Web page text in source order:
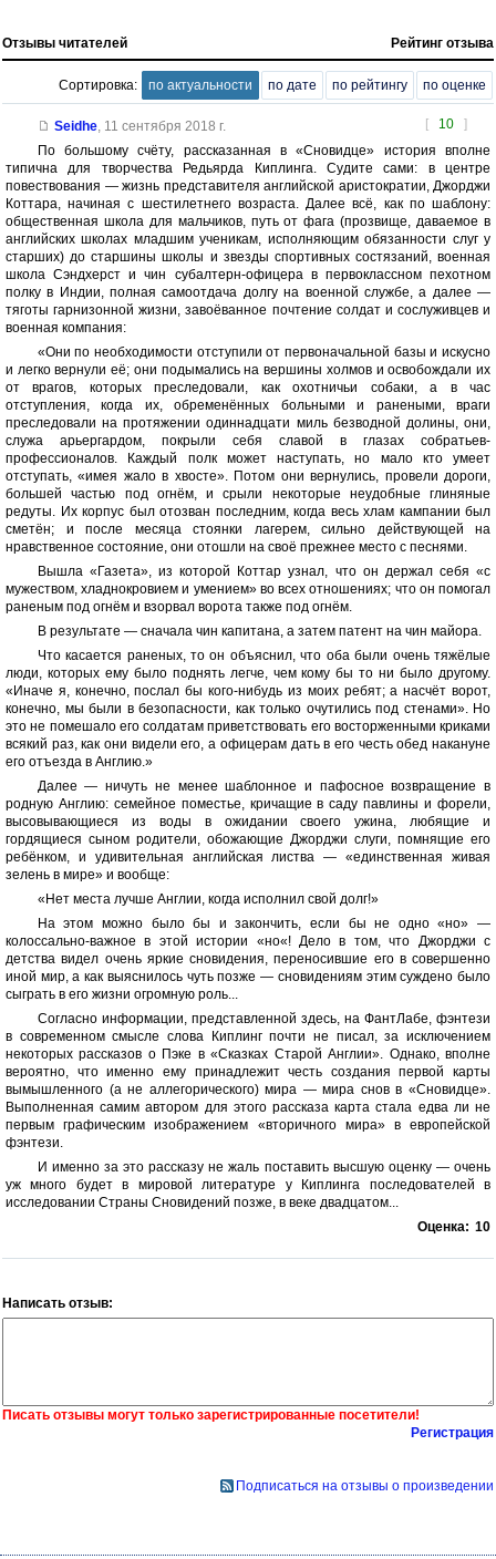
Отзывы читателей Рейтинг отзыва
Сортировка: по актуальности по дате по рейтингу по оценке
[ 10 ]
Seidhe, 11 сентября 2018 г.
По большому счёту, рассказанная в «Сновидце» история вполне
типична для творчества Редьярда Киплинга. Судите сами: в центре
повествования — жизнь представителя английской аристократии, Джорджи
Коттара, начиная с шестилетнего возраста. Далее всё, как по шаблону:
общественная школа для мальчиков, путь от фага (прозвище, даваемое в
английских школах младшим ученикам, исполняющим обязанности слуг у
старших) до старшины школы и звезды спортивных состязаний, военная
школа Сэндхерст и чин субалтерн-офицера в первоклассном пехотном
полку в Индии, полная самоотдача долгу на военной службе, а далее —
тяготы гарнизонной жизни, завоёванное почтение солдат и сослуживцев и
военная компания:
«Они по необходимости отступили от первоначальной базы и искусно
и легко вернули её; они подымались на вершины холмов и освобождали их
от врагов, которых преследовали, как охотничьи собаки, а в час
отступления, когда их, обременённых больными и ранеными, враги
преследовали на протяжении одиннадцати миль безводной долины, они,
служа арьергардом, покрыли себя славой в глазах собратьев-
профессионалов. Каждый полк может наступать, но мало кто умеет
отступать, «имея жало в хвосте». Потом они вернулись, провели дороги,
большей частью под огнём, и срыли некоторые неудобные глиняные
редуты. Их корпус был отозван последним, когда весь хлам кампании был
сметён; и после месяца стоянки лагерем, сильно действующей на
нравственное состояние, они отошли на своё прежнее место с песнями.
Вышла «Газета», из которой Коттар узнал, что он держал себя «с
мужеством, хладнокровием и умением» во всех отношениях; что он помогал
раненым под огнём и взорвал ворота также под огнём.
В результате — сначала чин капитана, а затем патент на чин майора.
Что касается раненых, то он объяснил, что оба были очень тяжёлые
люди, которых ему было поднять легче, чем кому бы то ни было другому.
«Иначе я, конечно, послал бы кого-нибудь из моих ребят; а насчёт ворот,
конечно, мы были в безопасности, как только очутились под стенами». Но
это не помешало его солдатам приветствовать его восторженными криками
всякий раз, как они видели его, а офицерам дать в его честь обед накануне
его отъезда в Англию.»
Далее — ничуть не менее шаблонное и пафосное возвращение в
родную Англию: семейное поместье, кричащие в саду павлины и форели,
высовывающиеся из воды в ожидании своего ужина, любящие и
гордящиеся сыном родители, обожающие Джорджи слуги, помнящие его
ребёнком, и удивительная английская листва — «единственная живая
зелень в мире» и вообще:
«Нет места лучше Англии, когда исполнил свой долг!»
На этом можно было бы и закончить, если бы не одно «но» —
колоссально-важное в этой истории «но«! Дело в том, что Джорджи с
детства видел очень яркие сновидения, переносившие его в совершенно
иной мир, а как выяснилось чуть позже — сновидениям этим суждено было
сыграть в его жизни огромную роль...
Согласно информации, представленной здесь, на ФантЛабе, фэнтези
в современном смысле слова Киплинг почти не писал, за исключением
некоторых рассказов о Пэке в «Сказках Старой Англии». Однако, вполне
вероятно, что именно ему принадлежит честь создания первой карты
вымышленного (а не аллегорического) мира — мира снов в «Сновидце».
Выполненная самим автором для этого рассказа карта стала едва ли не
первым графическим изображением «вторичного мира» в европейской
фэнтези.
И именно за это рассказу не жаль поставить высшую оценку — очень
уж много будет в мировой литературе у Киплинга последователей в
исследовании Страны Сновидений позже, в веке двадцатом...
Оценка: 10
Написать отзыв:
Писать отзывы могут только зарегистрированные посетители!
Регистрация
Подписаться на отзывы о произведении